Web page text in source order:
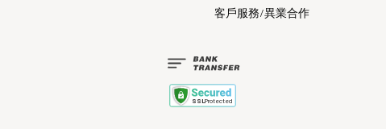
客戶服務/異業合作